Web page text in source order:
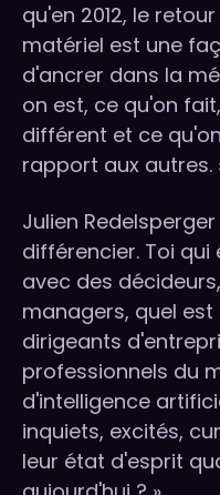
qu'en 2012, le
matériel est une
d'ancrer dans la
on est, ce qu'on
différent et ce
rapport aux autres.
Julien
différencier. Toi
avec des
managers, quel
dirigeants
professionnels du
d'intelligence
inquiets, excités,
leur état d'esprit